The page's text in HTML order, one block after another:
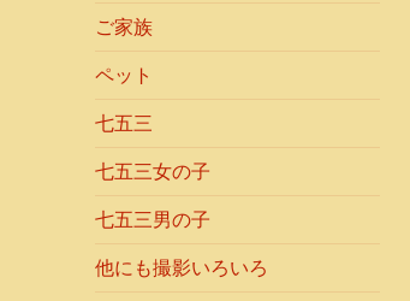
ご家族
ペット
七五三
七五三女の子
七五三男の子
他にも撮影いろいろ